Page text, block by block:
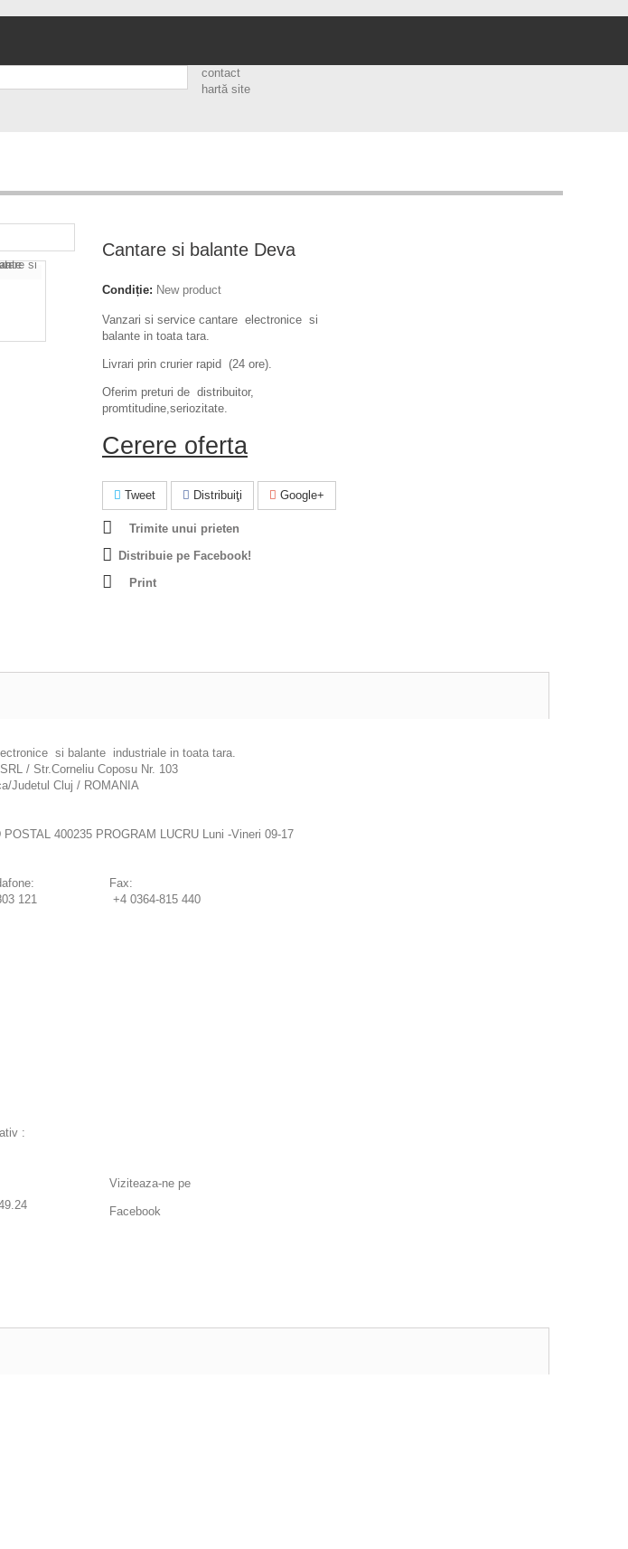
contact
hartă site
Cantare si balante Deva
Condiție: New product
Vanzari si service cantare electronice si
balante in toata tara.
Livrari prin crurier rapid (24 ore).
Oferim preturi de distribuitor,
promtitudine,seriozitate.
Cerere oferta
Tweet Distribuiţi Google+
Trimite unui prieten
Distribuie pe Facebook!
Print
si balante industriale in toata tara.
/ Str.Corneliu Coposu Nr. 103
Judetul Cluj / ROMANIA
400235 PROGRAM LUCRU Luni -Vineri 09-17
121
Fax:
+4 0364-815 440
:
Viziteaza-ne pe
Facebook